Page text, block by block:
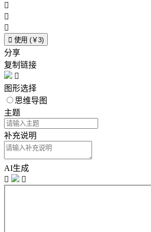



 使用 (￥3)
分享
复制链接

图形选择
思维导图
主题
补充说明
AI生成

